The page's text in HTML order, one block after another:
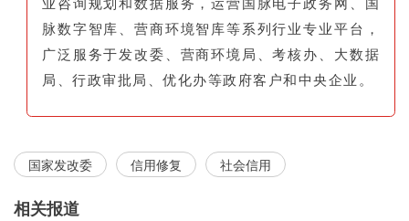
脉数字智库、营商环境智库等系列行业专业平台，
广泛服务于发改委、营商环境局、考核办、大数据
局、行政审批局、优化办等政府客户和中央企业。
国家发改委 信用修复 社会信用
相关报道